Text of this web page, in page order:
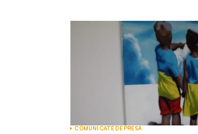
COMUNICATE DE PRESĂ